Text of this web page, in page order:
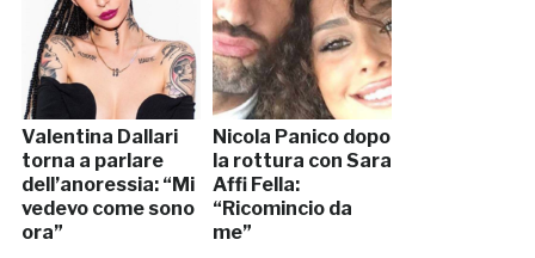
Valentina Dallari
torna a parlare
dell’anoressia: “Mi
vedevo come sono
ora”
Nicola Panico dopo
la rottura con Sara
Affi Fella:
“Ricomincio da
me”